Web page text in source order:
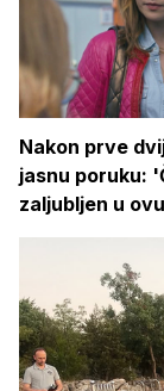
Nakon prve
jasnu poruku:
zaljubljen u